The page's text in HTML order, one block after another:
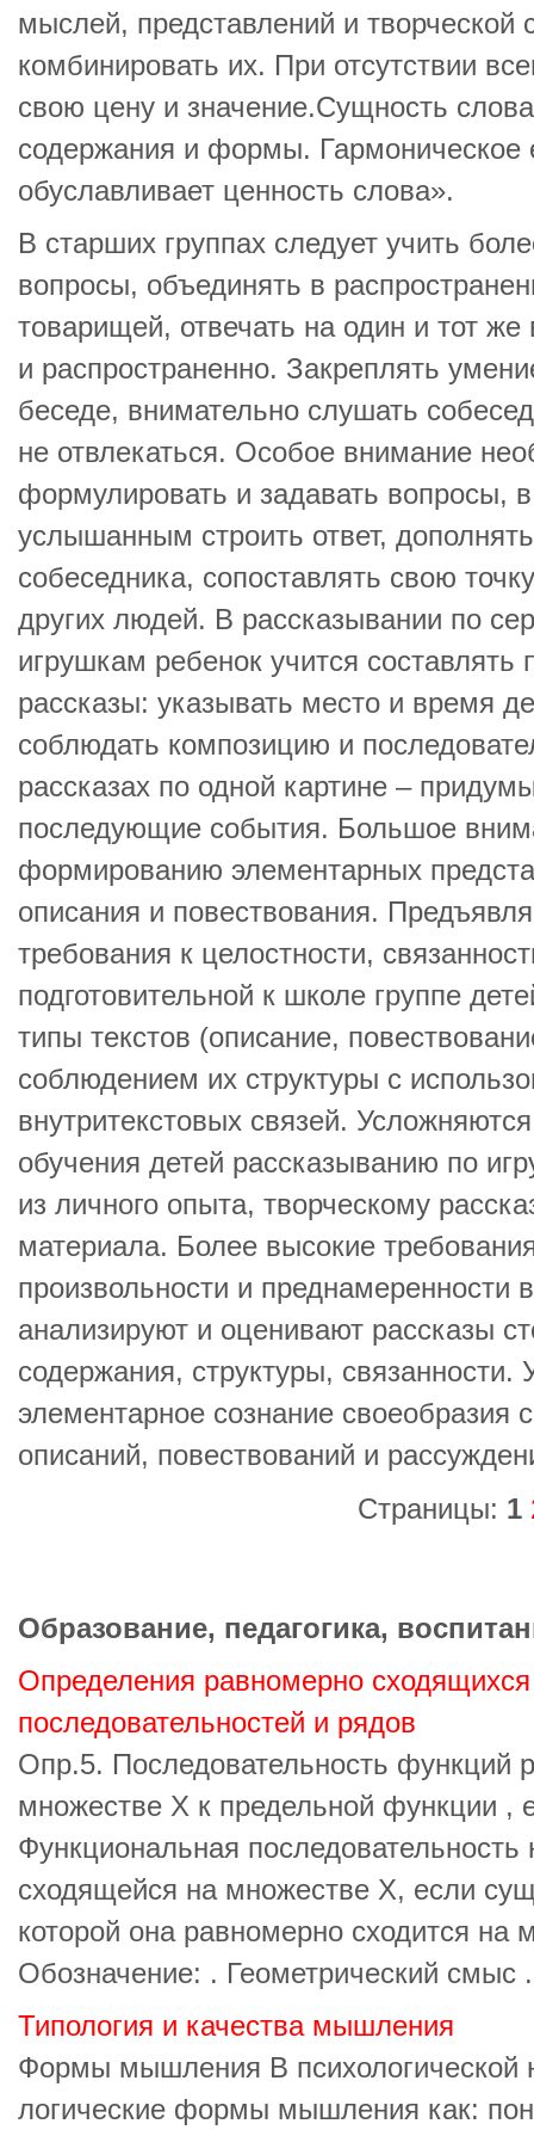
мыслей, представлений и творческой
комбинировать их. При отсутствии
свою цену и значение.Сущность слова
содержания и формы. Гармоническое
обуславливает ценность слова».
В старших группах следует учить
вопросы, объединять в
товарищей, отвечать на один и тот же
и распространенно. Закреплять
беседе, внимательно слушать
не отвлекаться. Особое внимание
формулировать и задавать вопросы, в
услышанным строить ответ,
собеседника, сопоставлять свою
других людей. В рассказывании по
игрушкам ребенок учится составлять
рассказы: указывать место и время
соблюдать композицию и
рассказах по одной картине –
последующие события. Большое
формированию элементарных
описания и повествования.
требования к целостности,
подготовительной к школе группе
типы текстов (описание,
соблюдением их структуры с
внутритекстовых связей.
обучения детей рассказыванию по
из личного опыта, творческому
материала. Более высокие
произвольности и преднамеренности
анализируют и оценивают рассказы
содержания, структуры,
элементарное сознание
описаний, повествований и
Страницы: 1
Образование, педагогика,
Определения равномерно
последовательностей и рядов
Опр.5. Последовательность функций
множестве Х к предельной функции ,
Функциональная
сходящейся на множестве X, если
которой она равномерно сходится на
Обозначение: . Геометрический смыс
Типология и качества мышления
Формы мышления В психологической
логические формы мышления как: